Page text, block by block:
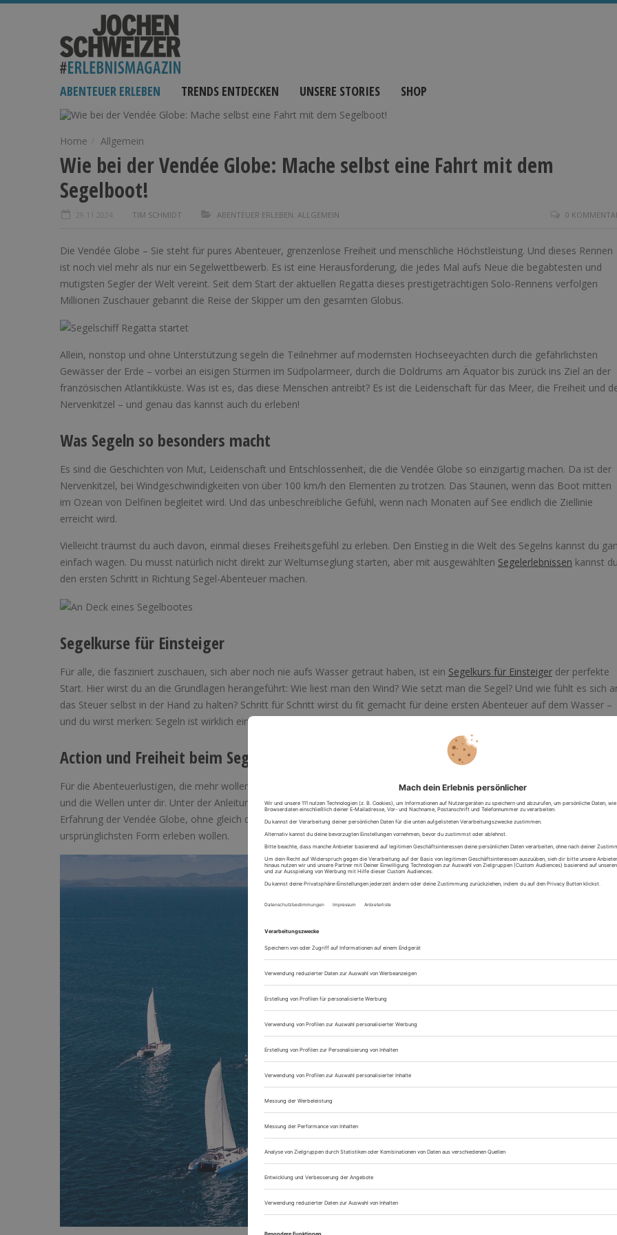
ABENTEUER ERLEBEN TRENDS ENTDECKEN UNSERE STORIES SHOP
Home Allgemein
Wie bei der Vendée Globe: Mache selbst eine Fahrt mit dem
Segelboot!
29.11.2024 TIM SCHMIDT ABENTEUER ERLEBEN ALLGEMEIN 0
Die Vendée Globe – Sie steht für pures Abenteuer, grenzenlose Freiheit und menschliche Höchstleistung. Und dieses Rennen
ist noch viel mehr als nur ein Segelwettbewerb. Es ist eine Herausforderung, die jedes Mal aufs Neue die begabtesten und
mutigsten Segler der Welt vereint. Seit dem Start der aktuellen Regatta dieses prestigeträchtigen Solo-Rennens verfolgen
Millionen Zuschauer gebannt die Reise der Skipper um den gesamten Globus.
Allein, nonstop und ohne Unterstützung segeln die Teilnehmer auf modernsten Hochseeyachten durch die gefährlichsten
Gewässer der Erde – vorbei an eisigen Stürmen im Südpolarmeer, durch die Doldrums am Äquator bis zurück ins Ziel an der
französischen Atlantikküste. Was ist es, das diese Menschen antreibt? Es ist die Leidenschaft für das Meer, die Freiheit und
Nervenkitzel – und genau das kannst auch du erleben!
Was Segeln so besonders macht
Es sind die Geschichten von Mut, Leidenschaft und Entschlossenheit, die die Vendée Globe so einzigartig machen. Da ist der
Nervenkitzel, bei Windgeschwindigkeiten von über 100 km/h den Elementen zu trotzen. Das Staunen, wenn das Boot mitten
im Ozean von Delfinen begleitet wird. Und das unbeschreibliche Gefühl, wenn nach Monaten auf See endlich die Ziellinie
erreicht wird.
Vielleicht träumst du auch davon, einmal dieses Freiheitsgefühl zu erleben. Den Einstieg in die Welt des Segelns kannst du
einfach wagen. Du musst natürlich nicht direkt zur Weltumseglung starten, aber mit ausgewählten Segelerlebnissen kannst
den ersten Schritt in Richtung Segel-Abenteuer machen.
Segelkurse für Einsteiger
Für alle, die fasziniert zuschauen, sich aber noch nie aufs Wasser getraut haben, ist ein Segelkurs für Einsteiger der perfekte
Start. Hier wirst du an die Grundlagen herangeführt: Wie liest man den Wind? Wie setzt man die Segel? Und wie fühlt es sich
das Steuer selbst in der Hand zu halten? Schritt für Schritt wirst du fit gemacht für deine ersten Abenteuer auf dem Wasser –
und du wirst merken: Segeln ist wirklich ein unvergessliches Erlebnis.
Action und Freiheit beim Segeltörn
Für die Abenteuerlustigen, die mehr wollen, gibt es nichts Besseres als einenHochsee-Segeltörn. Spüre den Wind im Gesicht
und die Wellen unter dir. Unter der Anleitung erfahrener Skipper kannst du selbst mit anpacken – so nah kommst du der
Erfahrung der Vendée Globe, ohne gleich die Welt zu umsegeln. Perfekt für alle, die das Leben in seiner wildesten und
ursprünglichsten Form erleben wollen.